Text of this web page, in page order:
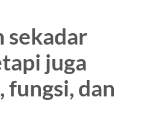
sekadar
juga
fungsi, dan